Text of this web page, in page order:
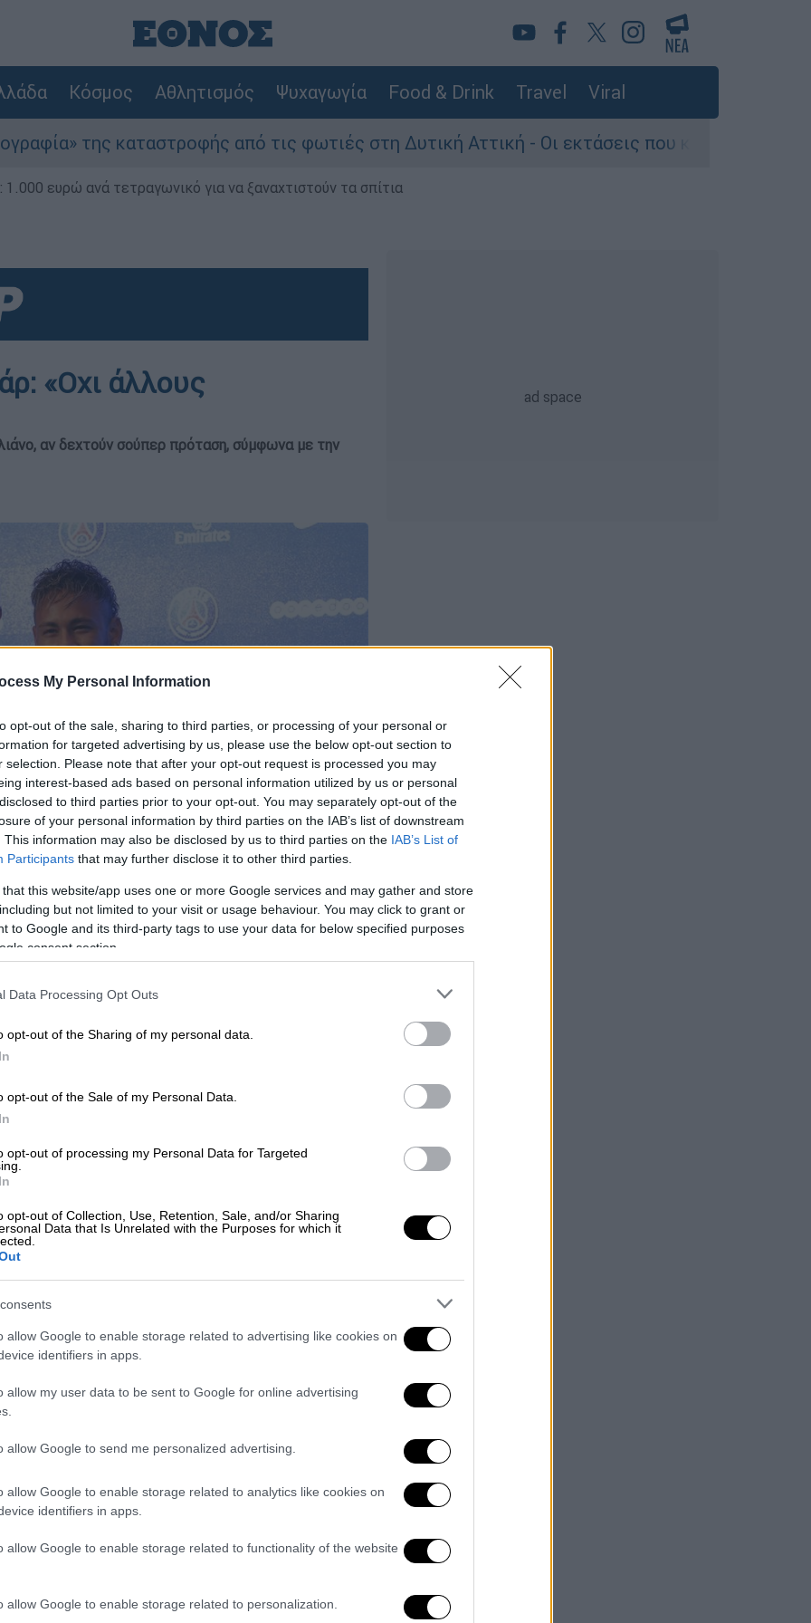
My Personal Information
opt-out of the sale, sharing to third parties, or processing of your personal or
for targeted advertising by us, please use the below opt-out section to
selection. Please note that after your opt-out request is processed you may
interest-based ads based on personal information utilized by us or personal
to third parties prior to your opt-out. You may separately opt-out of the
of your personal information by third parties on the IAB’s list of downstream
This information may also be disclosed by us to third parties on the IAB’s List of
Participants that may further disclose it to other third parties.
that this website/app uses one or more Google services and may gather and store
but not limited to your visit or usage behaviour. You may click to grant or
to Google and its third-party tags to use your data for below specified purposes
consent section.
Data Processing Opt Outs
opt-out of the Sharing of my personal data.
opt-out of the Sale of my Personal Data.
opt-out of processing my Personal Data for Targeted
opt-out of Collection, Use, Retention, Sale, and/or Sharing
Data that Is Unrelated with the Purposes for which it
allow Google to enable storage related to advertising like cookies on
identifiers in apps.
allow my user data to be sent to Google for online advertising
allow Google to send me personalized advertising.
allow Google to enable storage related to analytics like cookies on
identifiers in apps.
allow Google to enable storage related to functionality of the website
allow Google to enable storage related to personalization.
Κόσμος Αθλητισμός Ψυχαγωγία Food & Drink Travel Viral
της καταστροφής από τις φωτιές στη Δυτική Αττική - Οι εκτάσεις που κάηκαν και η
ευρώ ανά τετραγωνικό για να ξαναχτιστούν τα σπίτια
«Οχι άλλους
αν δεχτούν σούπερ πρόταση, σύμφωνα με την
Νεϊμάρ (AP Photo/Michel Euler)
το ΕΘΝΟΣ στη Google
έκανε τον Νεϊμάρ την πιο ακριβή
222 εκατομμύρια ευρώ στην
Δύο χρόνια αργότερα, η Παρί σκέφτεται
σούπερ σταρ!
εφημερίδας «Equipe», η
να δώσει τον «Νέι», εφόσον της γίνει
κάνοντας προφανώς λογοπαίγνιο
πήγε στην Παρί, οι δύο σοβαροί), τα
του, τόσο στην Ligue 1 όσο και στο
υπομονή του αφεντικού του συλλόγου,
να είναι η πρώτη ενδιαφερόμενη σε
ότι ο Βραζιλιάνος βρίσκεται σε
για ένα μπόνους ύψους τριάντα
τον Λιονέλ Μέσι, θα τον ήθελαν ξανά
Μαδρίτης, ο πρόεδρος της οποίας